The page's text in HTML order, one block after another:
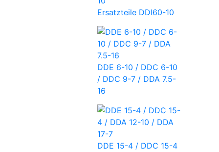
Ersatzteile DDI60-10
DDE 6-10 / DDC 6-10
/ DDC 9-7 / DDA 7.5-
16
DDE 15-4 / DDC 15-4